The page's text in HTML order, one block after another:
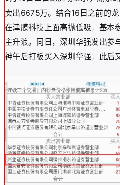
卖出6675万。结合16日之前的
在津膜科技上面高抛低吸，基本
主升浪。同日，深圳华强发出参
神午后打板买入深圳华强，此后